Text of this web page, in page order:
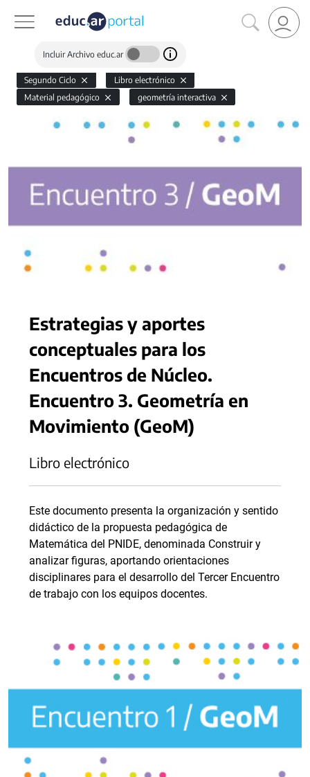
Incluir Archivo educ.ar
Segundo Ciclo
Libro electrónico
Material pedagógico
geometría interactiva
Estrategias y aportes
conceptuales para los
Encuentros de Núcleo.
Encuentro 3. Geometría en
Movimiento (GeoM)
Libro electrónico
Este documento presenta la organización y sentido
didáctico de la propuesta pedagógica de
Matemática del PNIDE, denominada Construir y
analizar figuras, aportando orientaciones
disciplinares para el desarrollo del Tercer Encuentro
de trabajo con los equipos docentes.